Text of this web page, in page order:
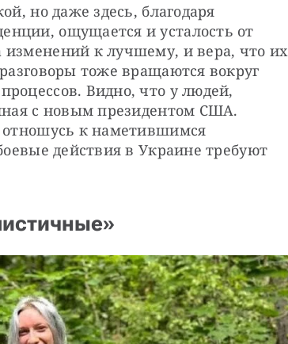
но даже здесь, благодаря
ощущается и усталость от
к лучшему, и вера, что их
тоже вращаются вокруг
Видно, что у людей,
с новым президентом США.
к наметившимся
действия в Украине требуют